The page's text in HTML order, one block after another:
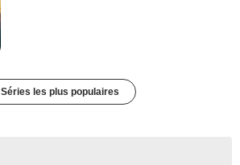
Séries les plus populaires